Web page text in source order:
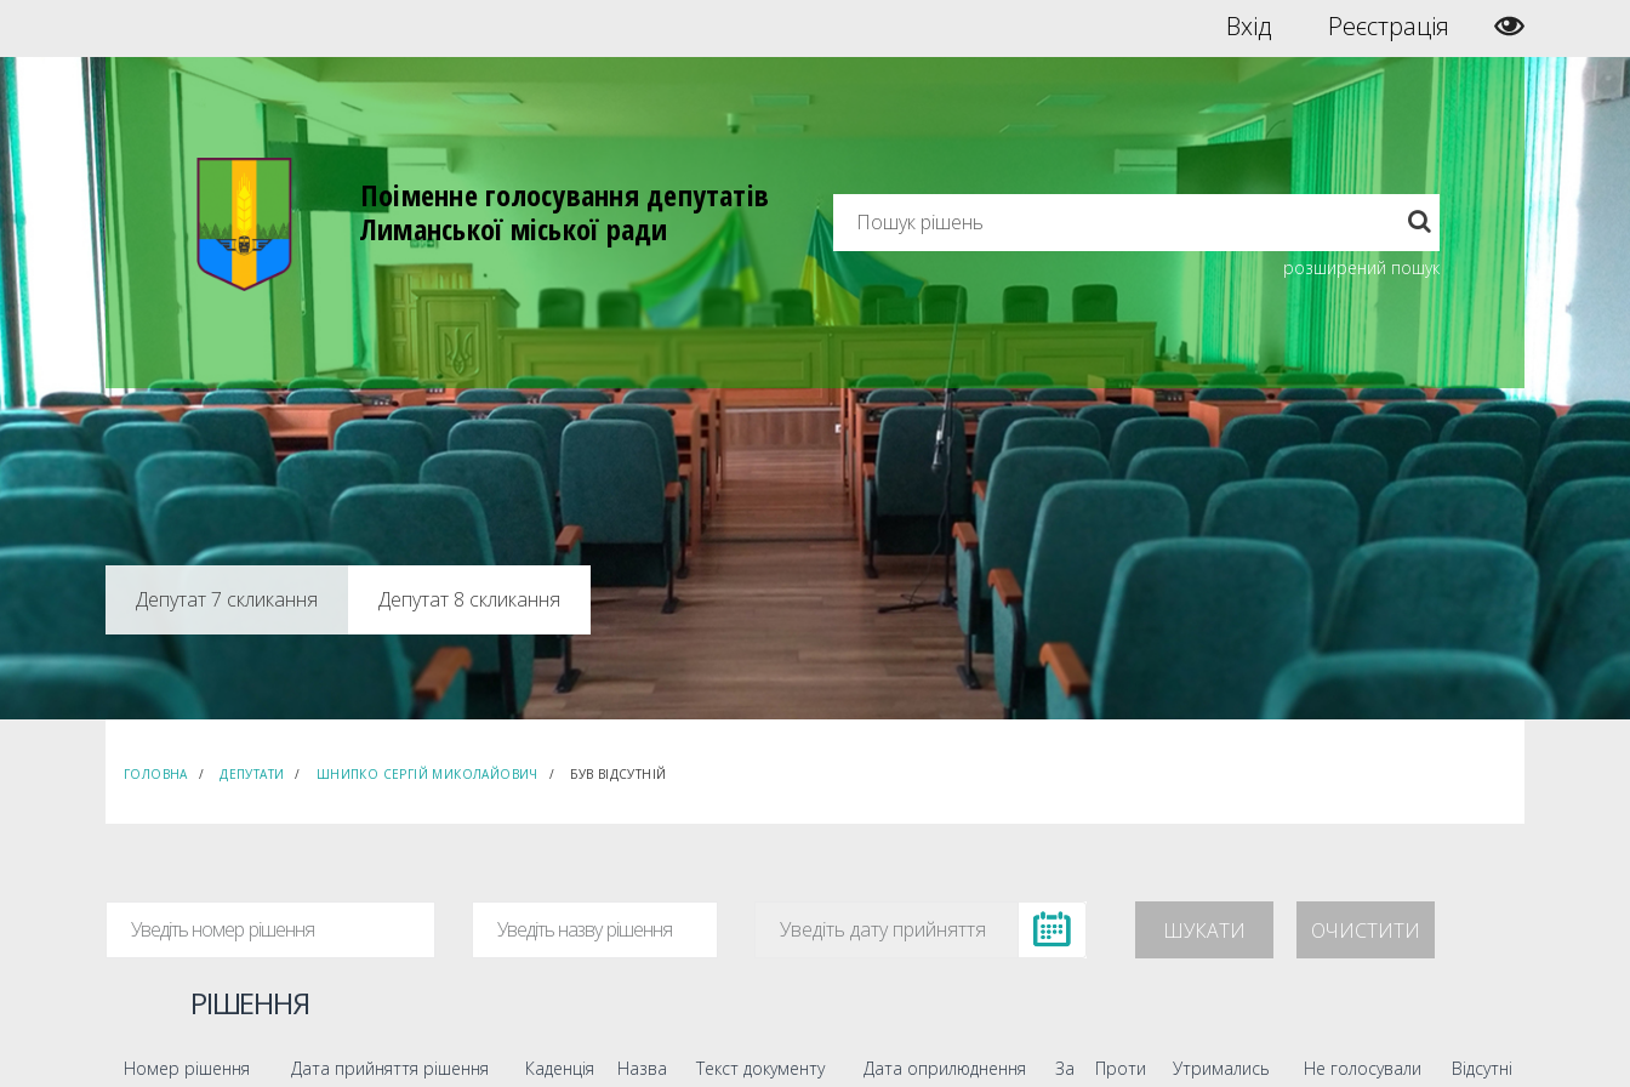
Вхід Реєстрація
Поіменне голосування депутатів
Лиманської міської ради
розширений пошук
Депутат 8 скликання
ГОЛОВНА ДЕПУТАТИ ШНИПКО СЕРГІЙ МИКОЛАЙОВИЧ БУВ ВІДСУТНІЙ
ШУКАТИ ОЧИСТИТИ
РІШЕННЯ
Номер рішення Дата прийняття рішення Каденція Назва Текст документу Дата оприлюднення За Проти Утримались Не голосували Відсутні